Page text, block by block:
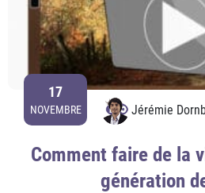
17
NOVEMBRE Jérémie
Comment faire de la
génération